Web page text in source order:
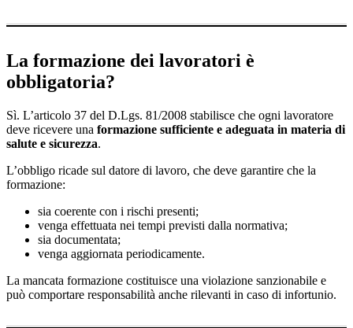
La formazione dei lavoratori è
obbligatoria?
Sì. L’articolo 37 del D.Lgs. 81/2008 stabilisce che ogni lavoratore
deve ricevere una formazione sufficiente e adeguata in materia di
salute e sicurezza.
L’obbligo ricade sul datore di lavoro, che deve garantire che la
formazione:
sia coerente con i rischi presenti;
venga effettuata nei tempi previsti dalla normativa;
sia documentata;
venga aggiornata periodicamente.
La mancata formazione costituisce una violazione sanzionabile e
può comportare responsabilità anche rilevanti in caso di infortunio.